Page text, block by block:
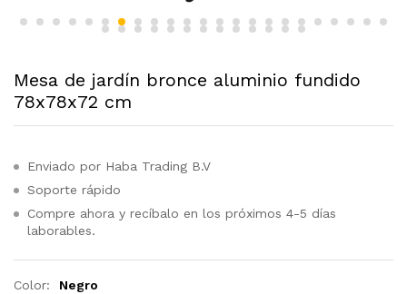
Mesa de jardín bronce aluminio fundido
78x78x72 cm
Enviado por Haba Trading B.V
Soporte rápido
Compre ahora y recíbalo en los próximos 4-5 días
laborables.
Color: Negro